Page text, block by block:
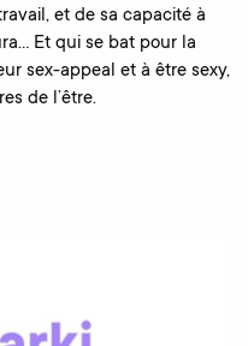
et de sa capacité à
Et qui se bat pour la
sex-appeal et à être sexy,
de l’être.